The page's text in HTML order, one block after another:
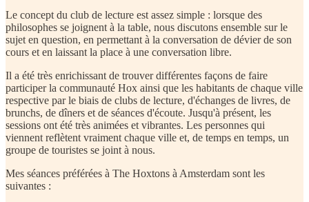
Le concept du club de lecture est assez simple : lorsque des
philosophes se joignent à la table, nous discutons ensemble sur le
sujet en question, en permettant à la conversation de dévier de son
cours et en laissant la place à une conversation libre.
Il a été très enrichissant de trouver différentes façons de faire
participer la communauté Hox ainsi que les habitants de chaque ville
respective par le biais de clubs de lecture, d'échanges de livres, de
brunchs, de dîners et de séances d'écoute. Jusqu'à présent, les
sessions ont été très animées et vibrantes. Les personnes qui
viennent reflètent vraiment chaque ville et, de temps en temps, un
groupe de touristes se joint à nous.
Mes séances préférées à The Hoxtons à Amsterdam sont les
suivantes :